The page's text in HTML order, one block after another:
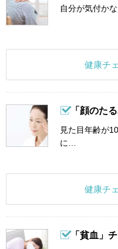
自分が気付か
健康チ
「顔のた
見た目年齢が
に…
健康チ
「貧血」